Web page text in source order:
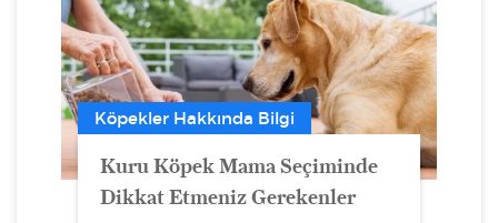
Köpekler Hakkında Bilgi
Kuru Köpek Mama Seçiminde
Dikkat Etmeniz Gerekenler